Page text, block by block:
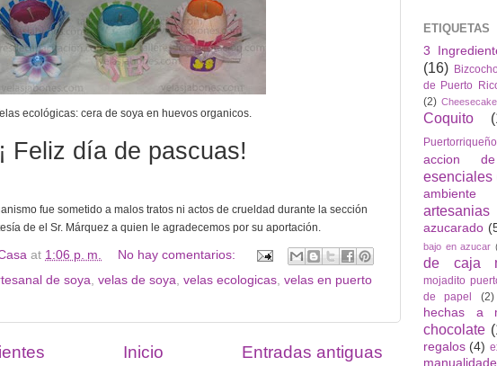
ecológicas: cera de soya en huevos organicos.
¡ Feliz día de pascuas!
fue sometido a malos tratos ni actos de crueldad durante la sección
de el Sr. Márquez a quien le agradecemos por su aportación.
at 1:06 p. m.
No hay comentarios:
de soya, velas de soya, velas ecologicas, velas en puerto
Entradas antiguas
Inicio
ETIQUETAS
3
(16)
de Puerto
(2)
Coquito
Puertorriqueño
accion
esenciales
ambiente
azucarado
bajo en azucar
de caja
mojadito
de papel
(2)
hechas a
chocolate
regalos (4)